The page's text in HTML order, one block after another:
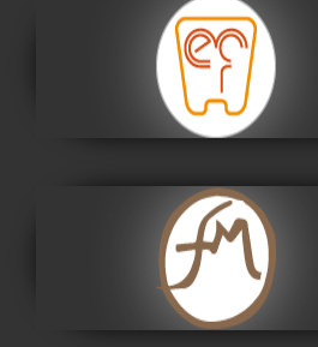
Museo
Etnografía y
Visitar
Museo Fernando
Montes